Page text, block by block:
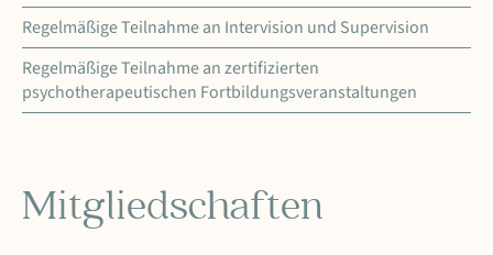
Regelmäßige Teilnahme an Intervision und Supervision
Regelmäßige Teilnahme an zertifizierten
psychotherapeutischen Fortbildungsveranstaltungen
Mitgliedschaften